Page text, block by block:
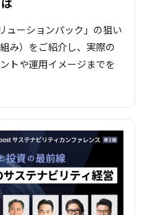
ューションパック」の狙い
み）をご紹介し、実際の
トや運用イメージまでを